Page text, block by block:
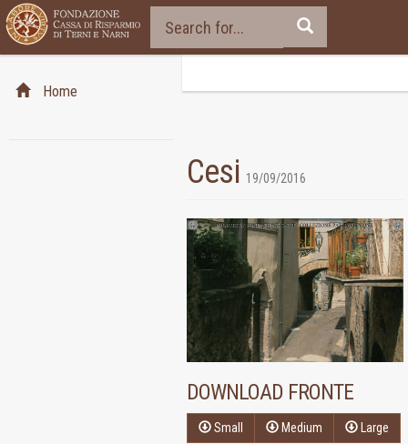
Home
Cesi 19/09/2016
DOWNLOAD FRONTE
Small Medium Large